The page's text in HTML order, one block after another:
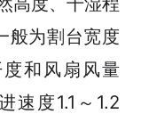
般为割台宽度
和风扇风量
速度1.1～1.2